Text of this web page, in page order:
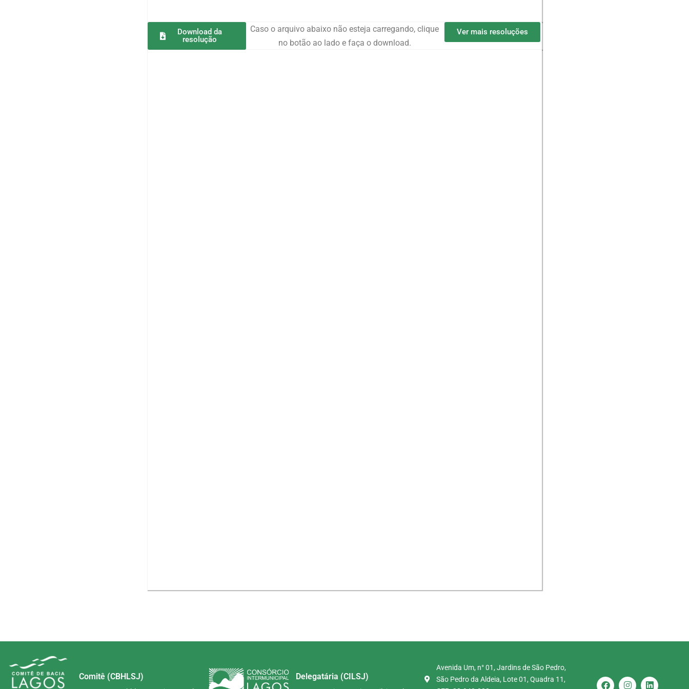
Download da
resolução
Caso o arquivo abaixo não esteja carregando, clique
no botão ao lado e faça o download.
Ver mais resoluções
Comitê (CBHLSJ) Delegatária (CILSJ)
Avenida Um, n° 01, Jardins de São Pedro,
São Pedro da Aldeia, Lote 01, Quadra 11,